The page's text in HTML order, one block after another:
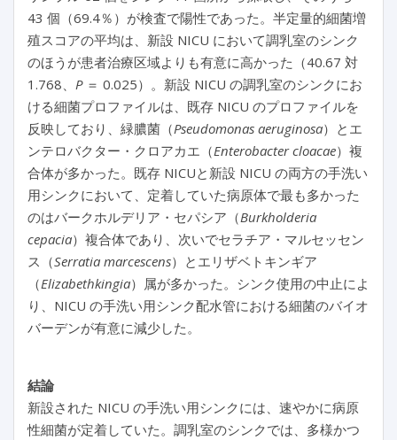
43 個（69.4％）が検査で陽性であった。半定量的細菌増
殖スコアの平均は、新設 NICU において調乳室のシンク
のほうが患者治療区域よりも有意に高かった（40.67 対
1.768、 P＝ 0.025）。新設 NICU の調乳室のシンクにお
ける細菌プロファイルは、既存 NICU のプロファイルを
反映しており、緑膿菌（Pseudomonas aeruginosa）とエ
ンテロバクター・クロアカエ（Enterobacter cloacae）複
合体が多かった。既存 NICUと新設 NICU の両方の手洗い
用シンクにおいて、定着していた病原体で最も多かった
のはバークホルデリア・セパシア（Burkholderia
cepacia）複合体であり、次いでセラチア・マルセッセン
ス（Serratia marcescens）とエリザベトキンギア
（Elizabethkingia）属が多かった。シンク使用の中止によ
り、NICU の手洗い用シンク配水管における細菌のバイオ
バーデンが有意に減少した。
結論
新設された NICU の手洗い用シンクには、速やかに病原
性細菌が定着していた。調乳室のシンクでは、多様かつ